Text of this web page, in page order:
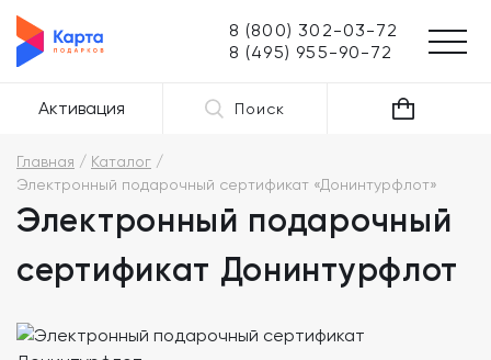
8 (800) 302-03-72
8 (495) 955-90-72
Активация Поиск
Главная
Каталог
Электронный подарочный сертификат «Донинтурфлот»
Электронный подарочный
сертификат Донинтурфлот